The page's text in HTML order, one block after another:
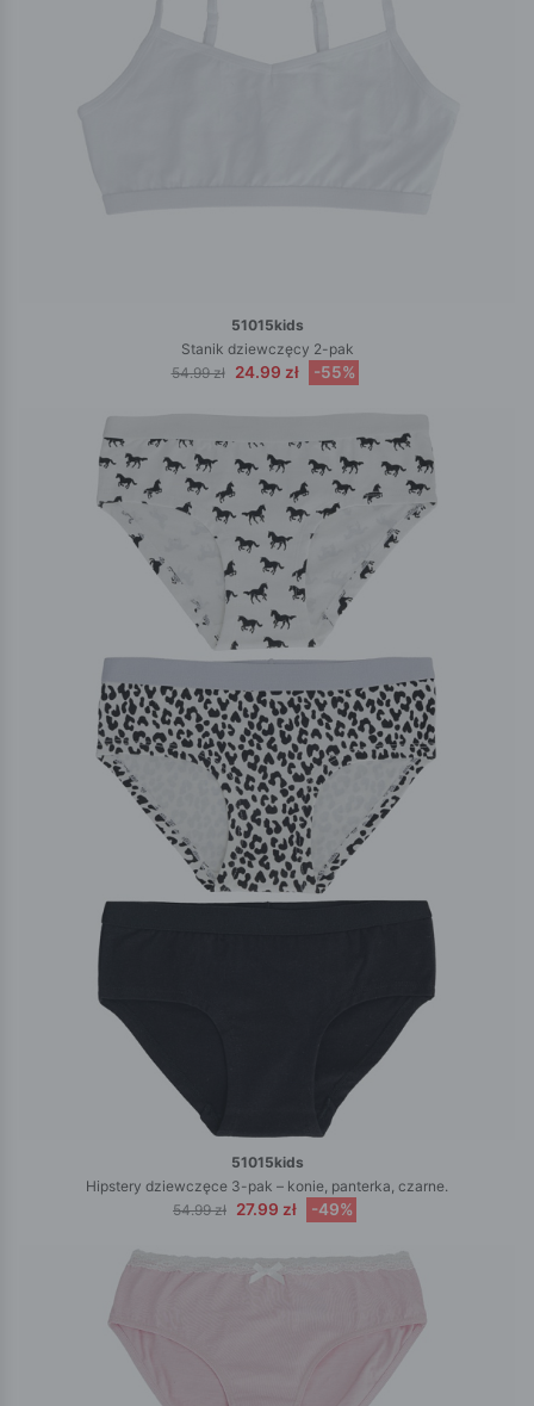
51015kids
Stanik dziewczęcy 2-pak
54.99 zł
24.99 zł -55%
51015kids
Hipstery dziewczęce 3-pak – konie, panterka, czarne.
54.99 zł 27.99 zł -49%